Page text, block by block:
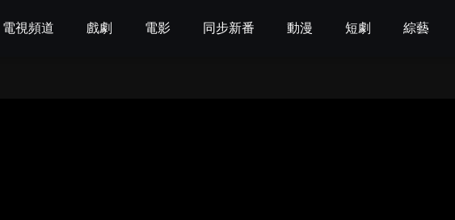
電視頻道 戲劇 電影 同步新番 動漫 短劇 綜藝